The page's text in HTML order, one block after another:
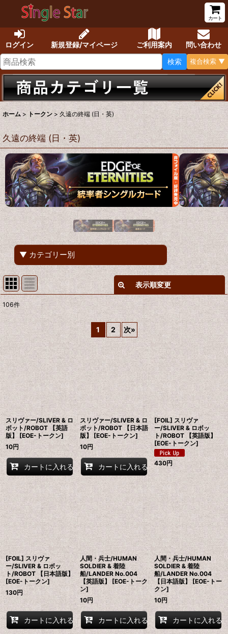
カート
ログイン 新規登録/マイページ ご利用案内
問い合わせ
検索
複合検索 ▼
ホーム > トークン > 久遠の終端 (日・英)
久遠の終端 (日・英)
▼ カテゴリー別
表示順変更
表示数 :
在庫あり
並び順:
絞り込む
106件
1 2 次»
スリヴァー/SLIVER & ロ
ボット/ROBOT 【英語
版】 [EOE-トークン]
10円
カートに入れる
スリヴァー/SLIVER & ロ
ボット/ROBOT 【日本語
版】 [EOE-トークン]
10円
カートに入れる
[FOIL] スリヴァ
ー/SLIVER & ロボッ
ト/ROBOT 【英語版】
[EOE-トークン]
430円
[FOIL] スリヴァ
ー/SLIVER & ロボッ
ト/ROBOT 【日本語版】
[EOE-トークン]
130円
カートに入れる
人間・兵士/HUMAN
SOLDIER & 着陸
船/LANDER No.004
【英語版】 [EOE-トーク
ン]
10円
カートに入れる
人間・兵士/HUMAN
SOLDIER & 着陸
船/LANDER No.004
【日本語版】 [EOE-トー
クン]
10円
カートに入れる